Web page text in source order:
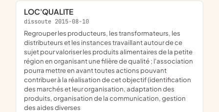
LOC'QUALITE
dissoute 2015-08-10
regrouper les producteurs, les transformateurs, les
distributeurs et les instances travaillant autour de ce
sujet pour valoriser les produits alimentaires de la petite
région en organisant une filière de qualité ; l'association
pourra mettre en avant toutes actions pouvant
contribuer à la réalisation de cet objectif (identification
des marchés et leur organisation, adaptation des
produits, organisation de la communication, gestion
des aides diverses